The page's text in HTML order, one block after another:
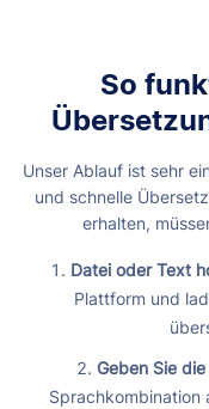
So
Unser Ablauf ist sehr
und schnelle
erhalten,
Datei oder Text
Plattform und
Geben Sie
Sprachkombination